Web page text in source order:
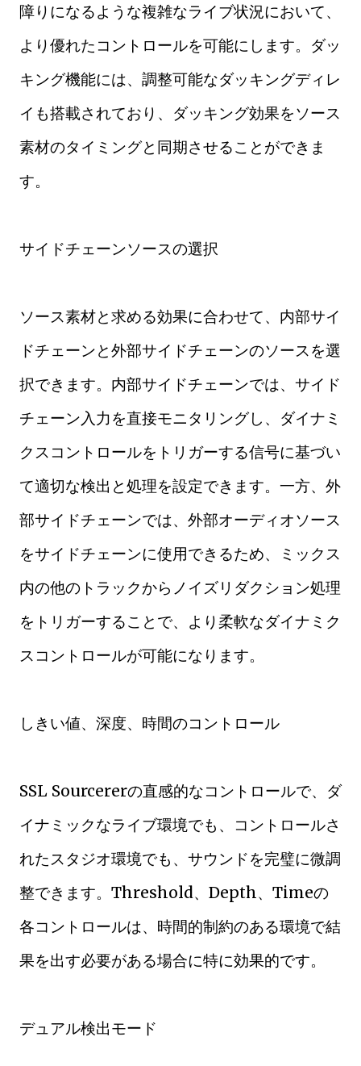
障りになるような複雑なライブ状況において、
より優れたコントロールを可能にします。ダッ
キング機能には、調整可能なダッキングディレ
イも搭載されており、ダッキング効果をソース
素材のタイミングと同期させることができま
す。
サイドチェーンソースの選択
ソース素材と求める効果に合わせて、内部サイ
ドチェーンと外部サイドチェーンのソースを選
択できます。内部サイドチェーンでは、サイド
チェーン入力を直接モニタリングし、ダイナミ
クスコントロールをトリガーする信号に基づい
て適切な検出と処理を設定できます。一方、外
部サイドチェーンでは、外部オーディオソース
をサイドチェーンに使用できるため、ミックス
内の他のトラックからノイズリダクション処理
をトリガーすることで、より柔軟なダイナミク
スコントロールが可能になります。
しきい値、深度、時間のコントロール
SSL Sourcererの直感的なコントロールで、ダ
イナミックなライブ環境でも、コントロールさ
れたスタジオ環境でも、サウンドを完璧に微調
整できます。Threshold、Depth、Timeの
各コントロールは、時間的制約のある環境で結
果を出す必要がある場合に特に効果的です。
デュアル検出モード